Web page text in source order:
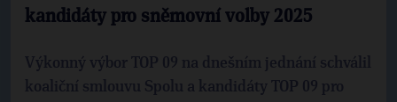
kandidáty pro sněmovní volby 2025
Výkonný výbor TOP 09 na dnešním jednání schválil
koaliční smlouvu Spolu a kandidáty TOP 09 pro